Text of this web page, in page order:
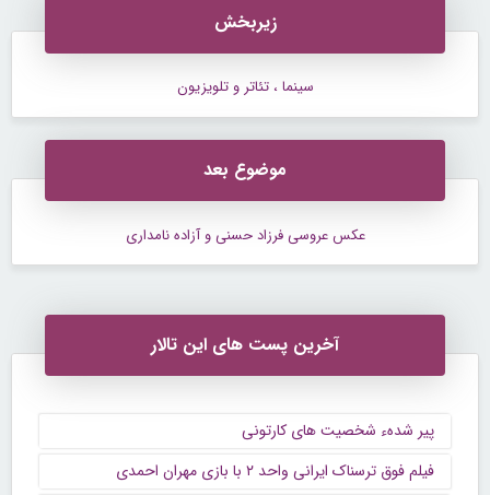
زیربخش
سینما ، تئاتر و تلویزیون
موضوع بعد
عکس عروسی فرزاد حسنی و آزاده نامداری
آخرین پست های این تالار
پیر شدهء شخصیت های کارتونی
فیلم فوق ترسناک ایرانی واحد ۲ با بازی مهران احمدی